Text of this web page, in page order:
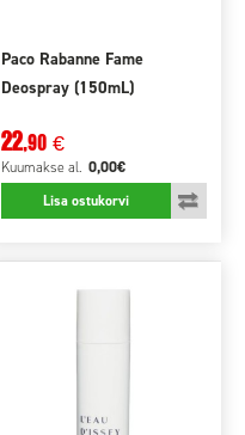
Paco Rabanne Fame
Deospray (150mL)
22,90 €
Kuumakse al. 0,00€
Lisa ostukorvi